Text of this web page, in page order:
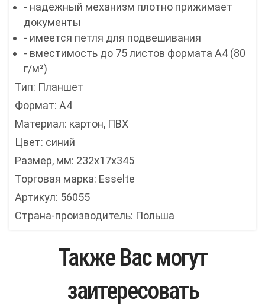
- надежный механизм плотно прижимает
документы
- имеется петля для подвешивания
- вместимость до 75 листов формата А4 (80
г/м²)
Тип: Планшет
Формат: А4
Материал: картон, ПВХ
Цвет: синий
Размер, мм: 232х17х345
Торговая марка: Esselte
Артикул: 56055
Страна-производитель: Польша
Также Вас могут
заитересовать